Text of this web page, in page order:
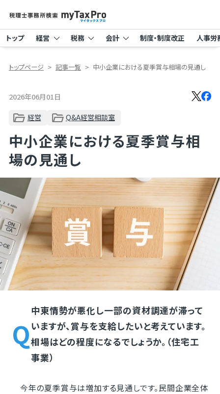
トップ 経営 税務 会計 制度・制度改正 人事労
トップページ 記事一覧 中小企業における夏季賞与相場の見通し
2026年06月01日
経営
Q&A経営相談室
中小企業における夏季賞与相
場の見通し
中東情勢が悪化し一部の資材調達が滞って
いますが、賞与を支給したいと考えています。
相場はどの程度になるでしょうか。（住宅工
事業）
今年の夏季賞与は増加する見通しです。民間企業全体